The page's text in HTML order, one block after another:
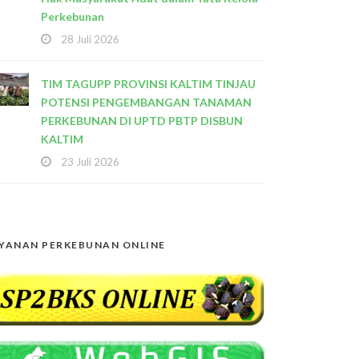
Perkebunan
28 Juli 2026
TIM TAGUPP PROVINSI KALTIM TINJAU
POTENSI PENGEMBANGAN TANAMAN
PERKEBUNAN DI UPTD PBTP DISBUN
KALTIM
23 Juli 2026
PERKEBUNAN ONLINE